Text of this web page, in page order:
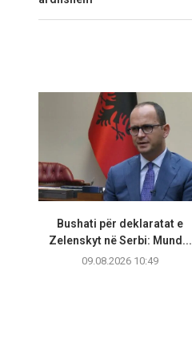
Bushati për deklaratat e
Zelenskyt në Serbi: Mund...
09.08.2026 10:49